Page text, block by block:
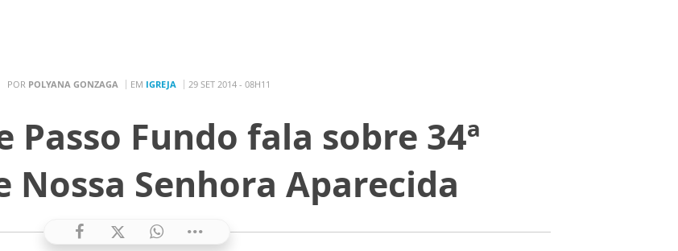
POR POLYANA GONZAGA EM IGREJA 29 SET 2014 - 08H11
Passo Fundo fala sobre 34ª
Nossa Senhora Aparecida